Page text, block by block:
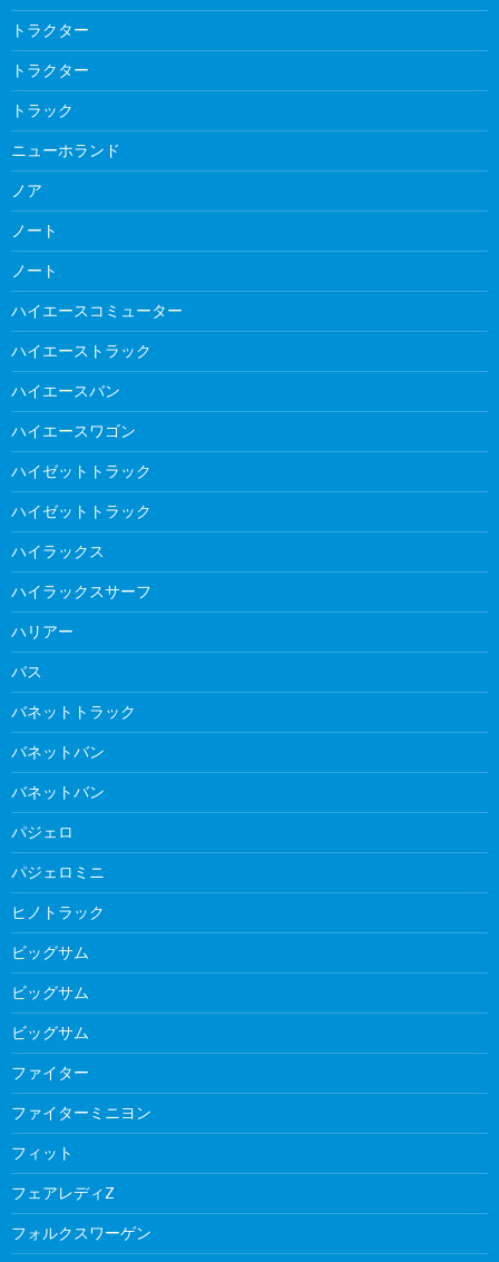
トラクター
トラクター
トラック
ニューホランド
ノア
ノート
ノート
ハイエースコミューター
ハイエーストラック
ハイエースバン
ハイエースワゴン
ハイゼットトラック
ハイゼットトラック
ハイラックス
ハイラックスサーフ
ハリアー
バス
バネットトラック
バネットバン
バネットバン
パジェロ
パジェロミニ
ヒノトラック
ビッグサム
ビッグサム
ビッグサム
ファイター
ファイターミニヨン
フィット
フェアレディZ
フォルクスワーゲン